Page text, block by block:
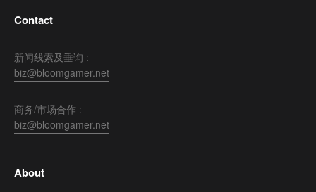
Contact
新闻线索及垂询 :
biz@bloomgamer.net
商务/市场合作 :
biz@bloomgamer.net
About